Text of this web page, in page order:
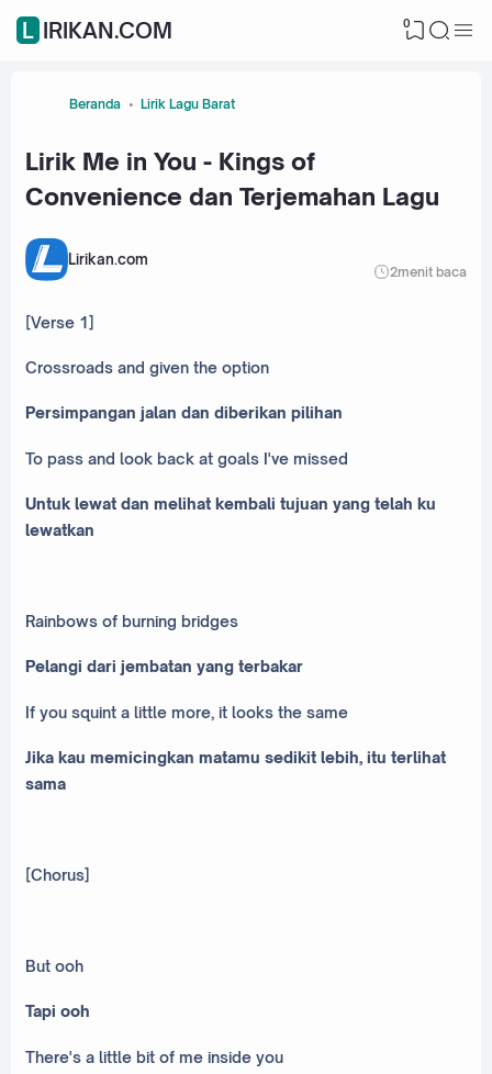
LIRIKAN.COM 0
Beranda Lirik Lagu Barat
Lirik Me in You - Kings of
Convenience dan Terjemahan Lagu
Lirikan.com
2menit baca
[Verse 1]
Crossroads and given the option
Persimpangan jalan dan diberikan pilihan
To pass and look back at goals I've missed
Untuk lewat dan melihat kembali tujuan yang telah ku
lewatkan
Rainbows of burning bridges
Pelangi dari jembatan yang terbakar
If you squint a little more, it looks the same
Jika kau memicingkan matamu sedikit lebih, itu terlihat
sama
[Chorus]
But ooh
Tapi ooh
There's a little bit of me inside you